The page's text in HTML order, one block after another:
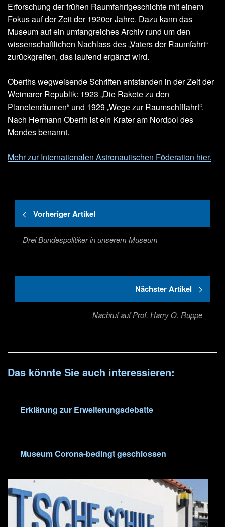
Erforschung der frühen Raumfahrtgeschichte mit einem
Fokus auf der Zeit der 1920er Jahre. Dazu kann das
Museum auf ein umfangreiches Archiv rund um den
wissenschaftlichen Nachlass des „Vaters der Raumfahrt“
zurückgreifen, das laufend ergänzt wird.
Oberths wegweisende Schriften entstanden in der Zeit der
Weimarer Republik: 1923 „Die Rakete zu den
Planetenräumen“ und 1929 „Wege zur Raumschiffahrt“.
Nach Hermann Oberth ist ein Krater am Nordpol des
Mondes benannt.
Mehr zur Internationalen Astronautischen Föderation hier.
Vorheriger Artikel
Drei Bundespolitiker in unserem Museum
Nächster Artikel
Nachruf auf Prof. Harry O. Ruppe
Das könnte Sie auch interessieren:
Erklärung zur Erweiterungsdebatte
Museum Corona-bedingt geschlossen